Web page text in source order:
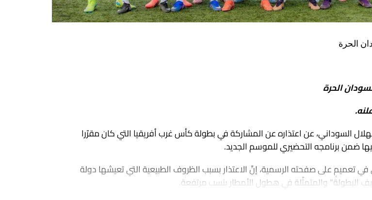
الحرة
الحرة
السوداني، عن اعتذاره عن المشاركة في بطولة كأس غرب أفريقيا التي كان مقرّرا
ضمن برنامجه التحضيري للموسم الجديد.
في تعميمٍ على صفحته الرسمية، إنّ الاعتذار بسبب الظروف الطبيعية التي تعيشها دولة
البطولة” والمتمثّلة في هطول الأمطار بنسب مرتفعة.